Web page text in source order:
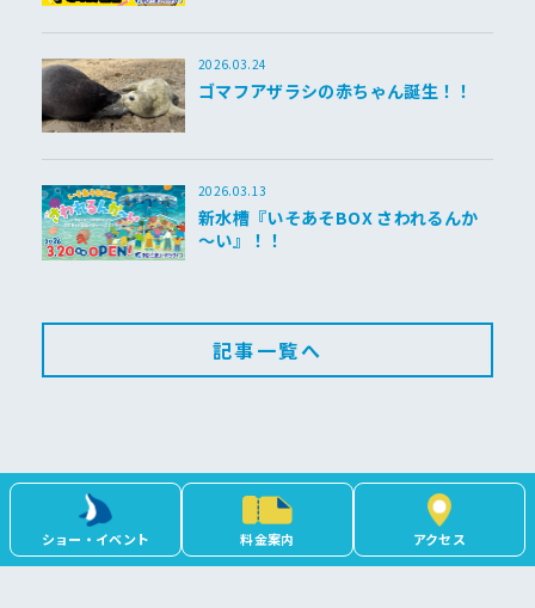
2026.03.24
ゴマフアザラシの赤ちゃん誕生！！
2026.03.13
新水槽『いそあそBOX さわれるんか
～い』！！
記事一覧へ
ショー・イベント 料金案内 アクセス